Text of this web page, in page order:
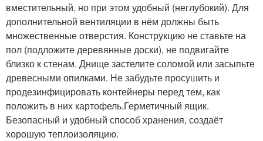
вместительный, но при этом удобный (неглубокий). Для
дополнительной вентиляции в нём должны быть
множественные отверстия. Конструкцию не ставьте на
пол (подложите деревянные доски), не подвигайте
близко к стенам. Днище застелите соломой или засыпьте
древесными опилками. Не забудьте просушить и
продезинфицировать контейнеры перед тем, как
положить в них картофель.Герметичный ящик.
Безопасный и удобный способ хранения, создаёт
хорошую теплоизоляцию.